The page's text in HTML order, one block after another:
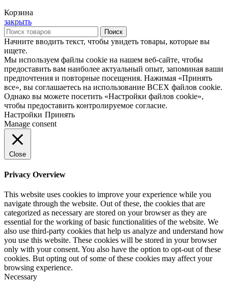
Корзина
закрыть
Поиск
Начните вводить текст, чтобы увидеть товары, которые вы
ищете.
Мы используем файлы cookie на нашем веб-сайте, чтобы
предоставить вам наиболее актуальный опыт, запоминая ваши
предпочтения и повторные посещения. Нажимая «Принять
все», вы соглашаетесь на использование ВСЕХ файлов cookie.
Однако вы можете посетить «Настройки файлов cookie»,
чтобы предоставить контролируемое согласие.
Настройки Принять
Manage consent
Close
Privacy Overview
This website uses cookies to improve your experience while you
navigate through the website. Out of these, the cookies that are
categorized as necessary are stored on your browser as they are
essential for the working of basic functionalities of the website. We
also use third-party cookies that help us analyze and understand how
you use this website. These cookies will be stored in your browser
only with your consent. You also have the option to opt-out of these
cookies. But opting out of some of these cookies may affect your
browsing experience.
Necessary